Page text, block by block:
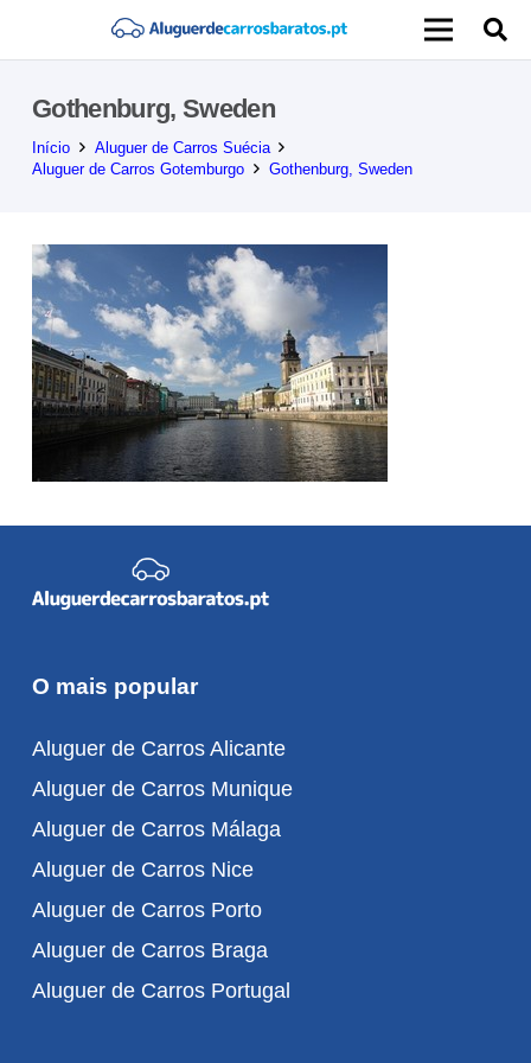
Gothenburg, Sweden
Início
Aluguer de Carros Suécia
Aluguer de Carros Gotemburgo
Gothenburg, Sweden
O mais popular
Aluguer de Carros Alicante
Aluguer de Carros Munique
Aluguer de Carros Málaga
Aluguer de Carros Nice
Aluguer de Carros Porto
Aluguer de Carros Braga
Aluguer de Carros Portugal